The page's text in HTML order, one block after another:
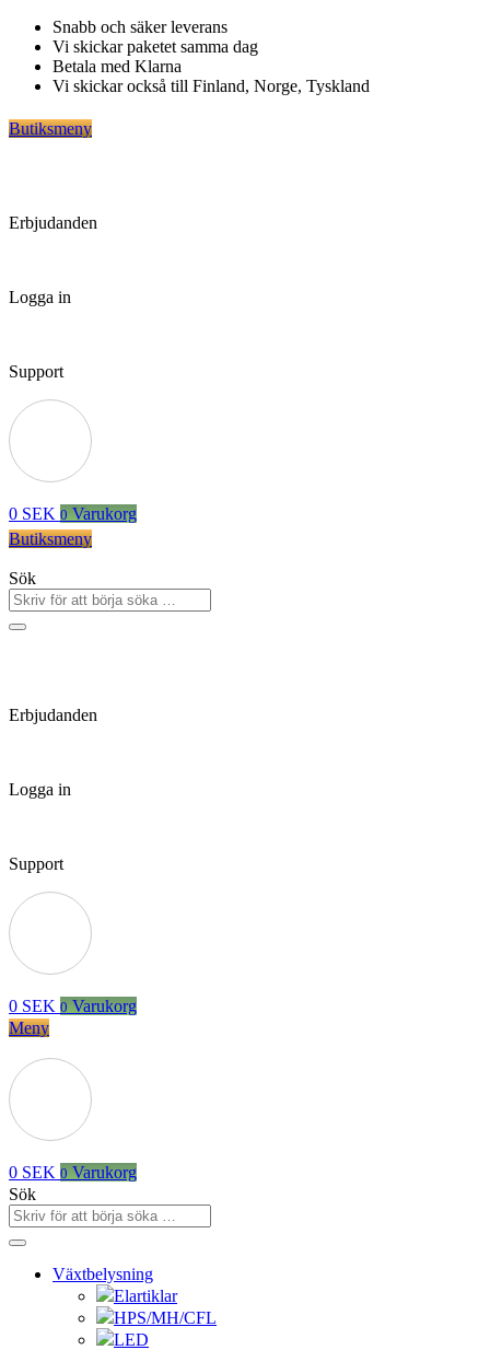
Hoppa
innehåll
Snabb och säker leverans
Vi skickar paketet samma dag
Betala med Klarna
Vi skickar också till Finland, Norge, Tyskland
Butiksmeny
Erbjudanden
Logga in
Support
0 SEK 0 Varukorg
Butiksmeny
Sök
Erbjudanden
Logga in
Support
0 SEK 0 Varukorg
Meny
0 SEK 0 Varukorg
Sök
Växtbelysning
Elartiklar
HPS/MH/CFL
LED